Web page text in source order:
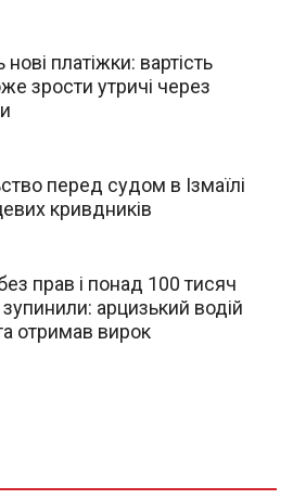
платіжки: вартість
зрости утричі через
перед судом в Ізмаїлі
кривдників
арцизький водій
отримав вирок